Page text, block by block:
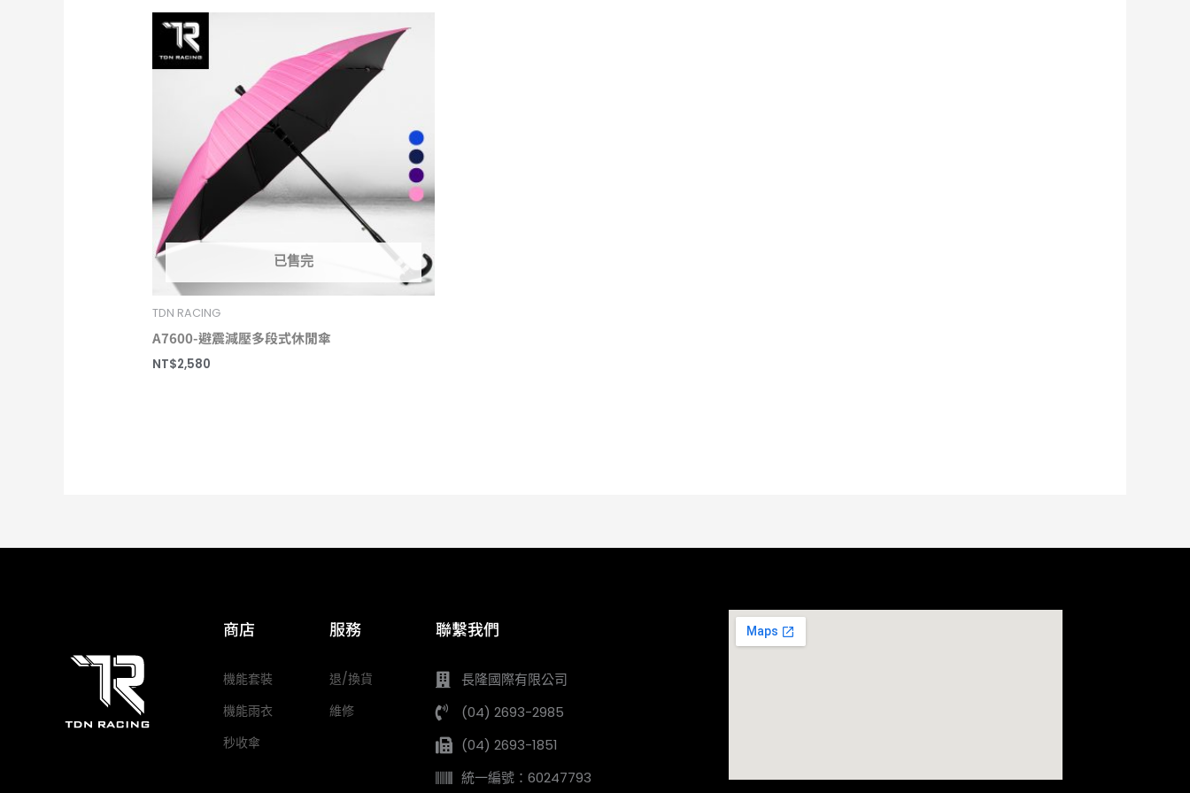
已售完
TDN RACING
A7600-避震減壓多段式休閒傘
NT$2,580
商店
機能套裝
機能雨衣
秒收傘
服務
退/換貨
維修
聯繫我們
長隆國際有限公司
(04) 2693-2985
(04) 2693-1851
統一編號：60247793